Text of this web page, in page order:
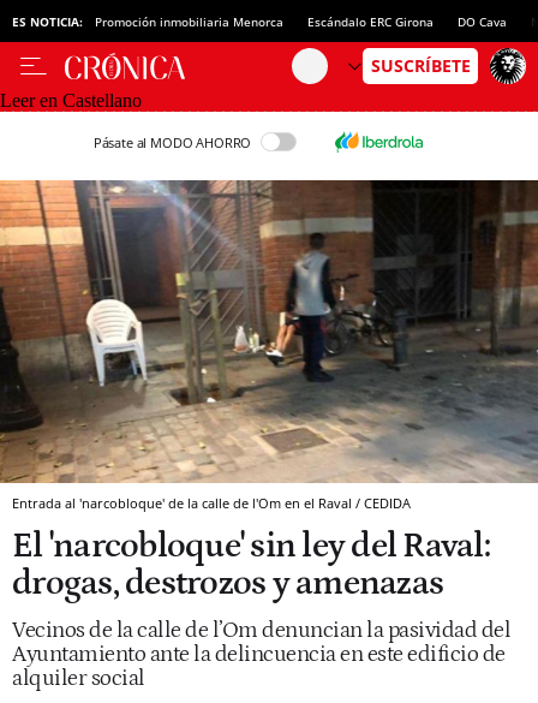
ES NOTICIA: Promoción inmobiliaria Menorca Escándalo ERC Girona DO Cava
Leer en Castellano
Pásate al MODO AHORRO
Entrada al 'narcobloque' de la calle de l'Om en el Raval / CEDIDA
El 'narcobloque' sin ley del Raval:
drogas, destrozos y amenazas
Vecinos de la calle de l’Om denuncian la pasividad del
Ayuntamiento ante la delincuencia en este edificio de
alquiler social